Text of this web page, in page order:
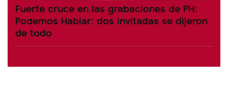
Fuerte cruce en las grabaciones de PH:
Podemos Hablar: dos invitadas se dijeron
de todo